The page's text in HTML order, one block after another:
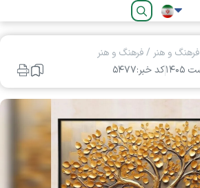
فارسی
فرهنگ و هنر /فرهنگ و هنر
کد خبر:۵۴۷۷